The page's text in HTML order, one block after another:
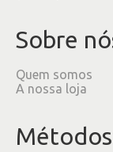
Sobre
Quem somos
A nossa loja